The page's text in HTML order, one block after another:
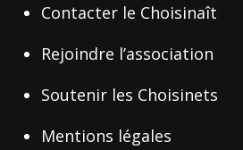
Contacter le Choisinaît
Rejoindre l’association
Soutenir les Choisinets
Mentions légales